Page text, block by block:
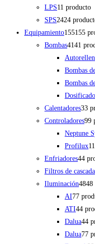
LPS11 producto
SPS2424
Equipamiento155155
Bombas4141
Bombas
Bombas
Calentadores33
Controladores99
Neptune
Profilux1
Enfriadores44
Filtros de cascada
Iluminación4848
AI77
ATI44
Dalua44
Dalua77